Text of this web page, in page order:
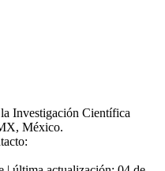
Investigación Científica
México.